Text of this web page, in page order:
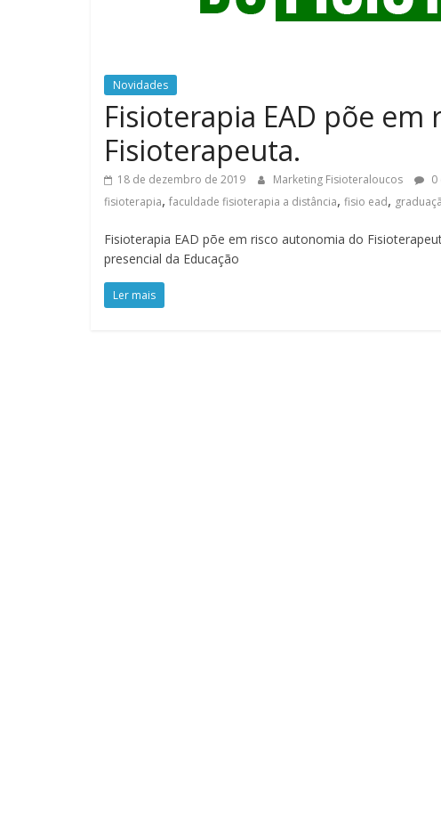
Novidades
Fisioterapia EAD põe
Fisioterapeuta.
18 de dezembro de 2019 Marketing Fisioteraloucos 0
fisioterapia, faculdade fisioterapia a distância, fisio ead,
Fisioterapia EAD põe em risco autonomia do
presencial da Educação
Ler mais